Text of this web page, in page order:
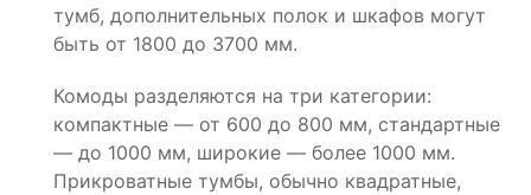
тумб, дополнительных полок и шкафов могут
быть от 1800 до 3700 мм.
Комоды разделяются на три категории:
компактные — от 600 до 800 мм, стандартные
— до 1000 мм, широкие — более 1000 мм.
Прикроватные тумбы, обычно квадратные,